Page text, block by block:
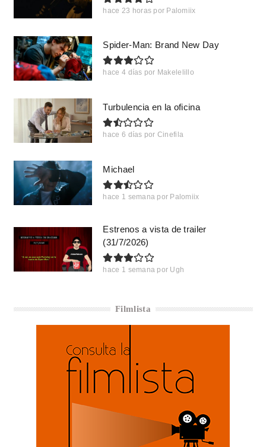
hace 23 horas por Palomiix
Spider-Man: Brand New Day
hace 4 días por Makelelillo
Turbulencia en la oficina
hace 6 días por Cinefila
Michael
hace 1 semana por Palomiix
Estrenos a vista de trailer
(31/7/2026)
hace 1 semana por Ugh
Filmlista